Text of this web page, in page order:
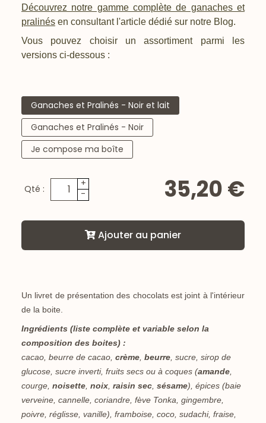
Découvrez notre gamme complète de ganaches et
pralinés en consultant l'article dédié sur notre Blog.
Vous pouvez choisir un assortiment parmi les
versions ci-dessous :
Ganaches et Pralinés - Noir et lait
Ganaches et Pralinés - Noir
Je compose ma boîte
Qté :
+
-
35,20 €
Ajouter au panier
Un livret de présentation des chocolats est joint à l'intérieur
de la boite.
Ingrédients (liste complète et variable selon la
composition des boites) :
cacao, beurre de cacao, crème, beurre, sucre, sirop de
glucose, sucre inverti, fruits secs ou à coques (amande,
courge, noisette, noix, raisin sec, sésame), épices (baie
verveine, cannelle, coriandre, fève Tonka, gingembre,
poivre, réglisse, vanille), framboise, coco, sudachi, fraise,